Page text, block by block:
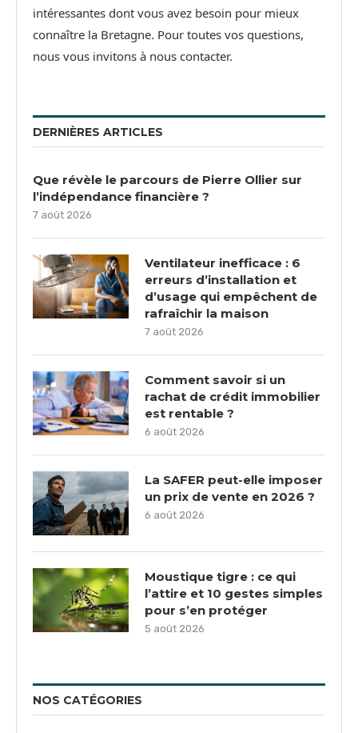
intéressantes dont vous avez besoin pour mieux
connaître la Bretagne. Pour toutes vos questions,
nous vous invitons à nous contacter.
DERNIÈRES ARTICLES
Que révèle le parcours de Pierre Ollier sur
l’indépendance financière ?
7 août 2026
Ventilateur inefficace : 6
erreurs d’installation et
d’usage qui empêchent de
rafraîchir la maison
7 août 2026
Comment savoir si un
rachat de crédit immobilier
est rentable ?
6 août 2026
La SAFER peut-elle imposer
un prix de vente en 2026 ?
6 août 2026
Moustique tigre : ce qui
l’attire et 10 gestes simples
pour s’en protéger
5 août 2026
NOS CATÉGORIES